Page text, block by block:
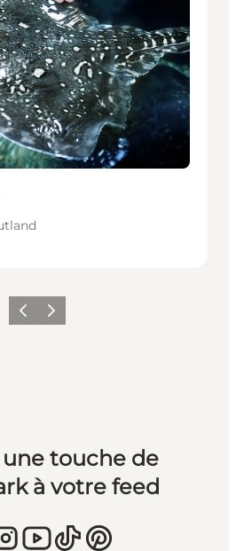
PrécédentSuivant
touche de
à votre feed